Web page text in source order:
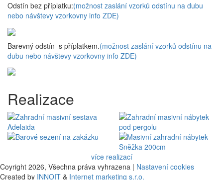
Odstín bez příplatku:(možnost zaslání vzorků odstínu na dubu
nebo návštevy vzorkovny info ZDE)
Barevný odstín s příplatkem.(možnost zaslání vzorků odstínu na
dubu nebo návštevy vzorkovny info ZDE)
Realizace
více realizací
Coyright 2026, Všechna práva vyhrazena | Nastavení cookies
Created by INNOIT & Internet marketing s.r.o.